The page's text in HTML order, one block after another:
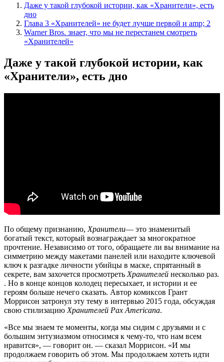
Даже у такой глубокой истории, как «Хранители», есть
дно
Глава 3 «Хранителей» не будет лучше первой и amp; 2
Warner Bros. знает, что мы не перестанем смотреть
«Хранителей»
Даже у такой глубокой истории, как
«Хранители», есть дно
По общему признанию, Хранители— это знаменитый
богатый текст, который вознаграждает за многократное
прочтение. Независимо от того, обращаете ли вы внимание на
симметрию между макетами панелей или находите ключевой
ключ к разгадке личности убийцы в маске, спрятанный в
секрете, вам захочется просмотреть Хранителей несколько раз.
. Но в конце концов колодец пересыхает, и истории и ее
героям больше нечего сказать. Автор комиксов Грант
Моррисон затронул эту тему в интервью 2015 года, обсуждая
свою стилизацию Хранителей Pax Americana.
«Все мы знаем те моменты, когда мы сидим с друзьями и с
большим энтузиазмом относимся к чему-то, что нам всем
нравится», — говорит он. — сказал Моррисон. «И мы
продолжаем говорить об этом. Мы продолжаем хотеть идти